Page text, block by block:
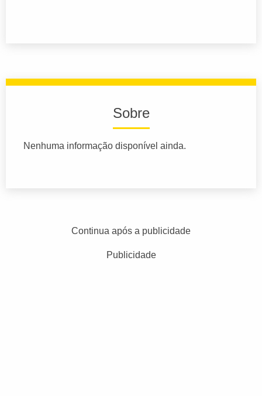
Sobre
Nenhuma informação disponível ainda.
Continua após a publicidade
Publicidade